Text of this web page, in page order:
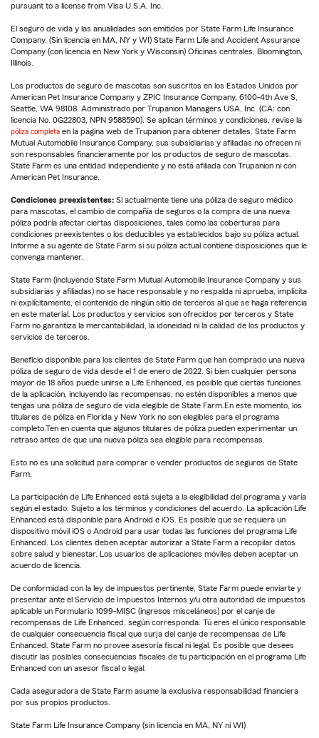
pursuant to a license from Visa U.S.A. Inc.
El seguro de vida y las anualidades son emitidos por State Farm Life Insurance
Company. (Sin licencia en MA, NY y WI) State Farm Life and Accident Assurance
Company (con licencia en New York y Wisconsin) Oficinas centrales, Bloomington,
Illinois.
Los productos de seguro de mascotas son suscritos en los Estados Unidos por
American Pet Insurance Company y ZPIC Insurance Company, 6100-4th Ave S,
Seattle, WA 98108. Administrado por Trupanion Managers USA, Inc. (CA: con
licencia No. 0G22803, NPN 9588590). Se aplican términos y condiciones, revise la
póliza completa en la página web de Trupanion para obtener detalles. State Farm
Mutual Automobile Insurance Company, sus subsidiarias y afiliadas no ofrecen ni
son responsables financieramente por los productos de seguro de mascotas.
State Farm es una entidad independiente y no está afiliada con Trupanion ni con
American Pet Insurance.
Condiciones preexistentes: Si actualmente tiene una póliza de seguro médico
para mascotas, el cambio de compañía de seguros o la compra de una nueva
póliza podría afectar ciertas disposiciones, tales como las coberturas para
condiciones preexistentes o los deducibles ya establecidos bajo su póliza actual.
Informe a su agente de State Farm si su póliza actual contiene disposiciones que le
convenga mantener.
State Farm (incluyendo State Farm Mutual Automobile Insurance Company y sus
subsidiarias y afiliadas) no se hace responsable y no respalda ni aprueba, implícita
ni explícitamente, el contenido de ningún sitio de terceros al que se haga referencia
en este material. Los productos y servicios son ofrecidos por terceros y State
Farm no garantiza la mercantabilidad, la idoneidad ni la calidad de los productos y
servicios de terceros.
Beneficio disponible para los clientes de State Farm que han comprado una nueva
póliza de seguro de vida desde el 1 de enero de 2022. Si bien cualquier persona
mayor de 18 años puede unirse a Life Enhanced, es posible que ciertas funciones
de la aplicación, incluyendo las recompensas, no estén disponibles a menos que
tengas una póliza de seguro de vida elegible de State Farm.En este momento, los
titulares de póliza en Florida y New York no son elegibles para el programa
completo.Ten en cuenta que algunos titulares de póliza pueden experimentar un
retraso antes de que una nueva póliza sea elegible para recompensas.
Esto no es una solicitud para comprar o vender productos de seguros de State
Farm.
La participación de Life Enhanced está sujeta a la elegibilidad del programa y varía
según el estado. Sujeto a los términos y condiciones del acuerdo. La aplicación Life
Enhanced está disponible para Android e iOS. Es posible que se requiera un
dispositivo móvil iOS o Android para usar todas las funciones del programa Life
Enhanced. Los clientes deben aceptar autorizar a State Farm a recopilar datos
sobre salud y bienestar. Los usuarios de aplicaciones móviles deben aceptar un
acuerdo de licencia.
De conformidad con la ley de impuestos pertinente, State Farm puede enviarte y
presentar ante el Servicio de Impuestos Internos y/u otra autoridad de impuestos
aplicable un Formulario 1099-MISC (ingresos misceláneos) por el canje de
recompensas de Life Enhanced, según corresponda. Tú eres el único responsable
de cualquier consecuencia fiscal que surja del canje de recompensas de Life
Enhanced. State Farm no provee asesoría fiscal ni legal. Es posible que desees
discutir las posibles consecuencias fiscales de tu participación en el programa Life
Enhanced con un asesor fiscal o legal.
Cada aseguradora de State Farm asume la exclusiva responsabilidad financiera
por sus propios productos.
State Farm Life Insurance Company (sin licencia en MA, NY ni WI)